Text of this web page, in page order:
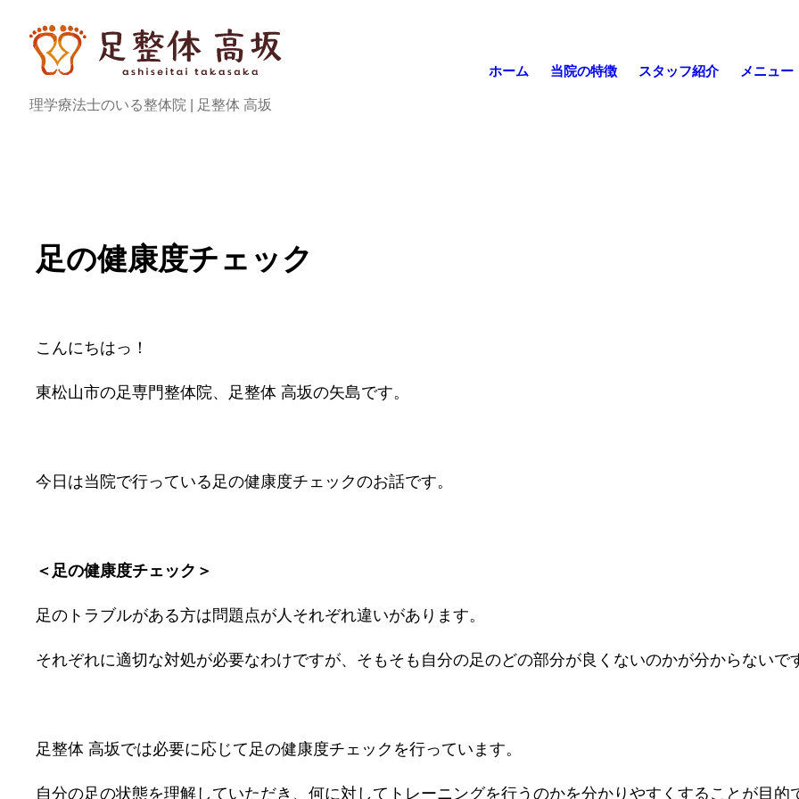
理学療法士のいる整体院 | 足整体 高坂
ホーム 当院の特徴 スタッフ紹介 メニュー
足の健康度チェック
こんにちはっ！
東松山市の足専門整体院、足整体 高坂の矢島です。
今日は当院で行っている足の健康度チェックのお話です。
＜足の健康度チェック＞
足のトラブルがある方は問題点が人それぞれ違いがあります。
それぞれに適切な対処が必要なわけですが、そもそも自分の足のどの部分が良くないのかが分からないで
足整体 高坂では必要に応じて足の健康度チェックを行っています。
自分の足の状態を理解していただき、何に対してトレーニングを行うのかを分かりやすくすることが目的